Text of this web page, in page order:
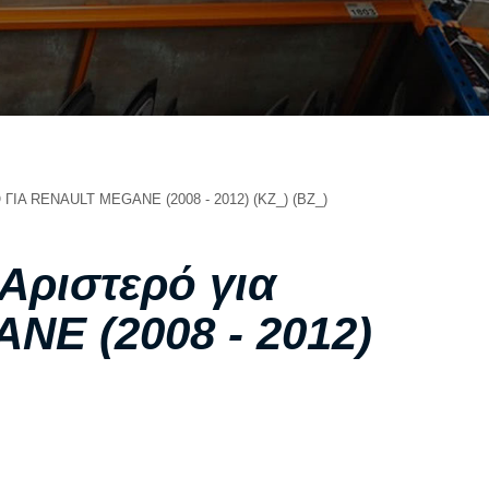
ΣΧΕΤΙΚΑ ΜΕ ΕΜΑΣ
ΥΠΗΡΕΣΙΕΣ
ΟΙ ΕΓΚΑΤΑΣΤΑΣΕΙΣ ΜΑΣ
ΧΟΡΗΓΙΕΣ
RENAULT MEGANE (2008 - 2012) (KZ_) (BZ_)
για
(2008 - 2012)